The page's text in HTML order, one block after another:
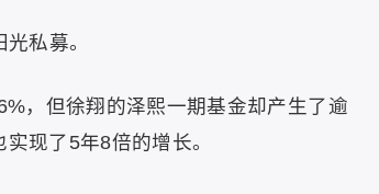
私募。
，但徐翔的泽熙一期基金却产生了逾
现了5年8倍的增长。